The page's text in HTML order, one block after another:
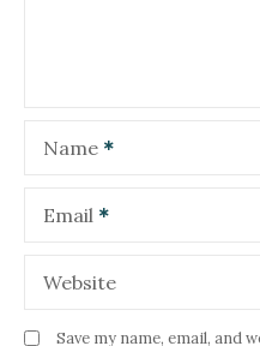
nName
Email
Website
Save my name, email, and